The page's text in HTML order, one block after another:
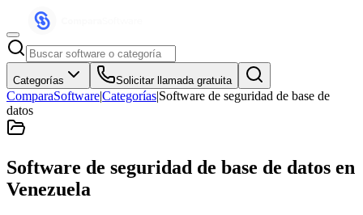
Categorías Solicitar llamada gratuita
ComparaSoftware|Categorías|Software de seguridad de base de
datos
Software de seguridad de base de datos en
Venezuela